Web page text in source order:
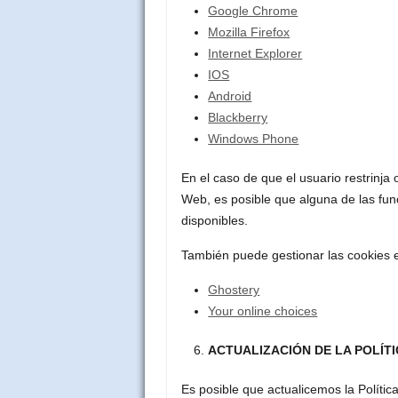
Google Chrome
Mozilla Firefox
Internet Explorer
IOS
Android
Blackberry
Windows Phone
En el caso de que el usuario restrinja
Web, es posible que alguna de las
disponibles.
También puede gestionar las
Ghostery
Your online choices
ACTUALIZACIÓN DE LA
Es posible que actualicemos la